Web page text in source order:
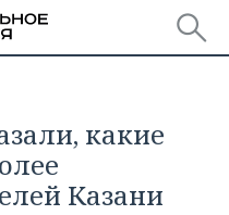
какие
Казани